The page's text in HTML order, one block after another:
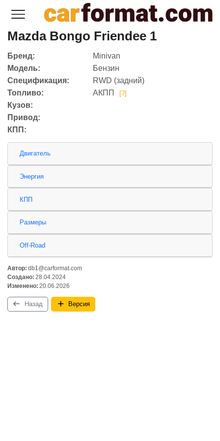
Mazda Bongo Friendee 1
Бренд:
Модель:
Спецификация:
Топливо:
Кузов:
Привод:
КПП:
Minivan
Бензин
RWD (задний)
АКПП
[?]
Двигатель
Энергия
КПП
Размеры
Off-Road
Автор: db1@carformat.com
Создано: 28.04.2024
Изменено: 20.06.2026
Назад Версия